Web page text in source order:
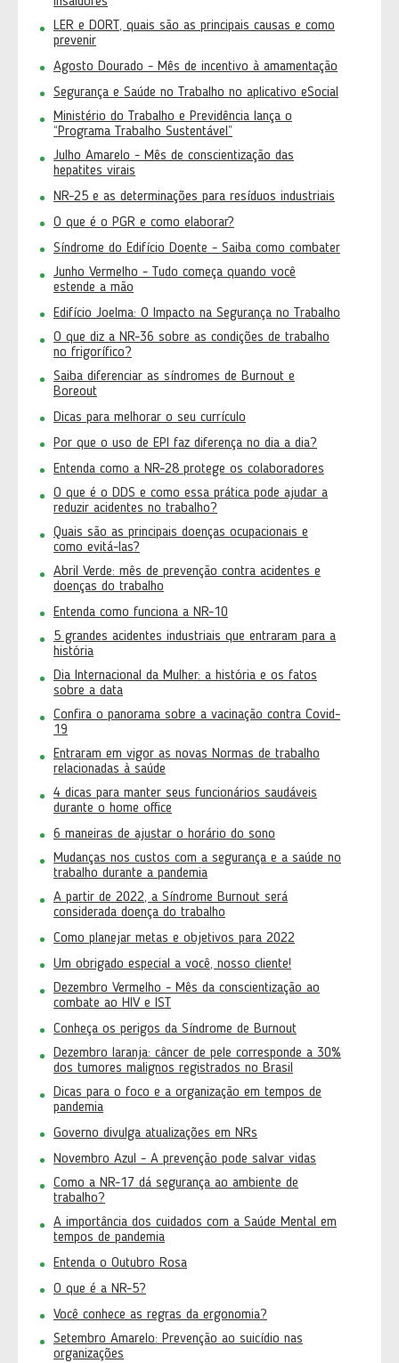
LER e DORT, quais são as principais causas e como
prevenir
Agosto Dourado - Mês de incentivo à amamentação
Segurança e Saúde no Trabalho no aplicativo eSocial
Ministério do Trabalho e Previdência lança o
“Programa Trabalho Sustentável”
Julho Amarelo - Mês de conscientização das
hepatites virais
NR-25 e as determinações para resíduos industriais
O que é o PGR e como elaborar?
Síndrome do Edifício Doente - Saiba como combater
Junho Vermelho - Tudo começa quando você
estende a mão
Edifício Joelma: O Impacto na Segurança no Trabalho
O que diz a NR-36 sobre as condições de trabalho
no frigorífico?
Saiba diferenciar as síndromes de Burnout e
Boreout
Dicas para melhorar o seu currículo
Por que o uso de EPI faz diferença no dia a dia?
Entenda como a NR-28 protege os colaboradores
O que é o DDS e como essa prática pode ajudar a
reduzir acidentes no trabalho?
Quais são as principais doenças ocupacionais e
como evitá-las?
Abril Verde: mês de prevenção contra acidentes e
doenças do trabalho
Entenda como funciona a NR-10
5 grandes acidentes industriais que entraram para a
história
Dia Internacional da Mulher: a história e os fatos
sobre a data
Confira o panorama sobre a vacinação contra Covid-
19
Entraram em vigor as novas Normas de trabalho
relacionadas à saúde
4 dicas para manter seus funcionários saudáveis
durante o home office
6 maneiras de ajustar o horário do sono
Mudanças nos custos com a segurança e a saúde no
trabalho durante a pandemia
A partir de 2022, a Síndrome Burnout será
considerada doença do trabalho
Como planejar metas e objetivos para 2022
Um obrigado especial a você, nosso cliente!
Dezembro Vermelho - Mês da conscientização ao
combate ao HIV e IST
Conheça os perigos da Síndrome de Burnout
Dezembro laranja: câncer de pele corresponde a 30%
dos tumores malignos registrados no Brasil
Dicas para o foco e a organização em tempos de
pandemia
Governo divulga atualizações em NRs
Novembro Azul - A prevenção pode salvar vidas
Como a NR-17 dá segurança ao ambiente de
trabalho?
A importância dos cuidados com a Saúde Mental em
tempos de pandemia
Entenda o Outubro Rosa
O que é a NR-5?
Você conhece as regras da ergonomia?
Setembro Amarelo: Prevenção ao suicídio nas
organizações